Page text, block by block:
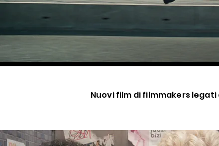
Nuovi film di filmmakers